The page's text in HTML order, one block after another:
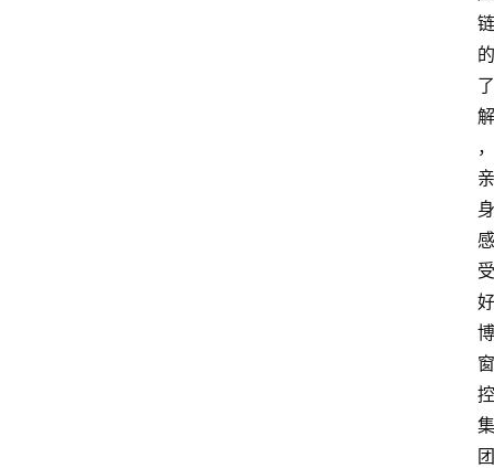
链
的
了
解
，
亲
身
感
受
好
博
窗
控
集
团